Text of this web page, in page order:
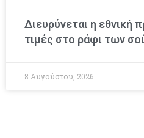
Διευρύνεται η εθνική
τιμές στο ράφι των
8 Αυγούστου, 2026